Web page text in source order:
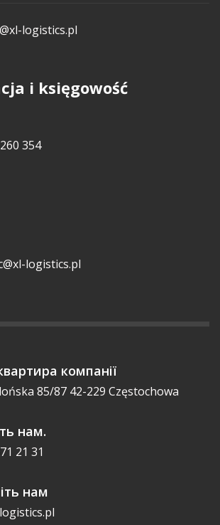
logistics.pl
i księgowość
354
logistics.pl
компанії
85/87 42-229 Częstochowa
нам.
21 31
нам